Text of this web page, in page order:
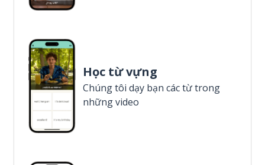
Học từ vựng
Chúng tôi dạy bạn các từ trong
những video